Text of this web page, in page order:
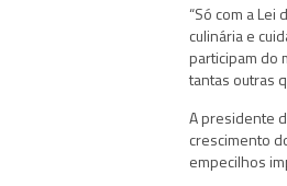
“Só com a
culinária e
participam do
tantas outras
A presidente
crescimento
empecilhos